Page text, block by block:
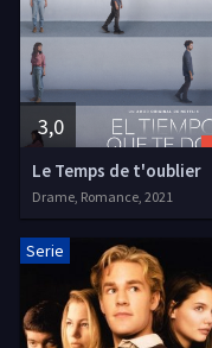
3,0
Le Temps de t'oublier
Drame, Romance, 2021
Serie